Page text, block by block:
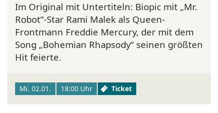
Im Original mit Untertiteln: Biopic mit „Mr.
Robot“-Star Rami Malek als Queen-
Frontmann Freddie Mercury, der mit dem
Song „Bohemian Rhapsody“ seinen größten
Hit feierte.
Mi. 02.01. 18:00 Uhr Ticket